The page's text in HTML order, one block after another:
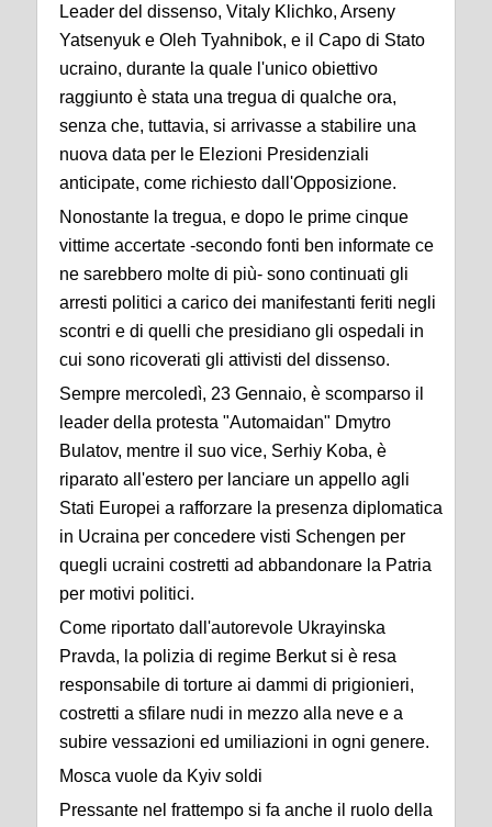
Leader del dissenso, Vitaly Klichko, Arseny
Yatsenyuk e Oleh Tyahnibok, e il Capo di Stato
ucraino, durante la quale l'unico obiettivo
raggiunto è stata una tregua di qualche ora,
senza che, tuttavia, si arrivasse a stabilire una
nuova data per le Elezioni Presidenziali
anticipate, come richiesto dall'Opposizione.
Nonostante la tregua, e dopo le prime cinque
vittime accertate -secondo fonti ben informate ce
ne sarebbero molte di più- sono continuati gli
arresti politici a carico dei manifestanti feriti negli
scontri e di quelli che presidiano gli ospedali in
cui sono ricoverati gli attivisti del dissenso.
Sempre mercoledì, 23 Gennaio, è scomparso il
leader della protesta "Automaidan" Dmytro
Bulatov, mentre il suo vice, Serhiy Koba, è
riparato all'estero per lanciare un appello agli
Stati Europei a rafforzare la presenza diplomatica
in Ucraina per concedere visti Schengen per
quegli ucraini costretti ad abbandonare la Patria
per motivi politici.
Come riportato dall'autorevole Ukrayinska
Pravda, la polizia di regime Berkut si è resa
responsabile di torture ai dammi di prigionieri,
costretti a sfilare nudi in mezzo alla neve e a
subire vessazioni ed umiliazioni in ogni genere.
Mosca vuole da Kyiv soldi
Pressante nel frattempo si fa anche il ruolo della